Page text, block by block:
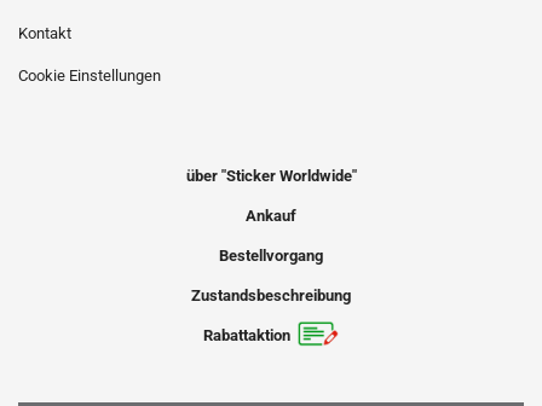
Kontakt
Cookie Einstellungen
über "Sticker Worldwide"
Ankauf
Bestellvorgang
Zustandsbeschreibung
Rabattaktion